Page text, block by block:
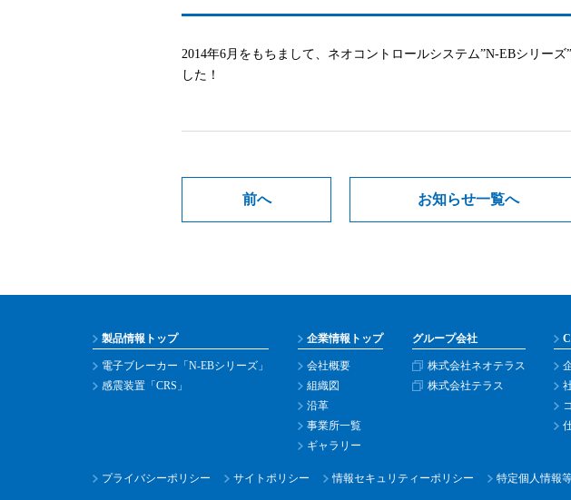
2014年6月をもちまして、ネオコントロールシステム”N-EBシリーズ
した！
前へ お知らせ一覧へ
製品情報トップ
電子ブレーカー「N-EBシリーズ」
感震装置「CRS」
企業情報トップ
会社概要
組織図
沿革
事業所一覧
ギャラリー
グループ会社
株式会社ネオテラス
株式会社テラス
プライバシーポリシー サイトポリシー 情報セキュリティーポリシー 特定個人情報